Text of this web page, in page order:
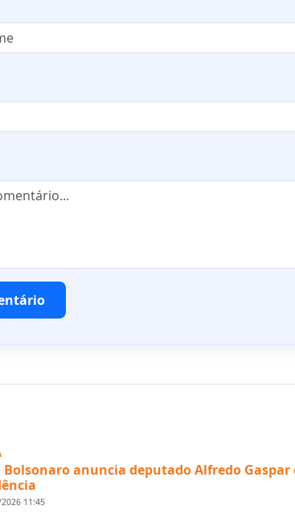
Bolsonaro anuncia deputado Alfredo Gaspar
11:45